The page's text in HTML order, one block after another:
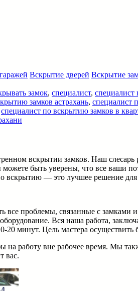
Вскрытие дверей Вскрытие
замок, специалист,
замков астрахань, специалист
специалист по вскрытию замков в
вскрытии замков. Наш слесарь
быть уверены, что все ваши
вскрытию — это лучшее решение для
все проблемы, связанные с
Вся наша работа,
минут. Цель мастера осуществить
работу вне рабочее время. Мы
вас.